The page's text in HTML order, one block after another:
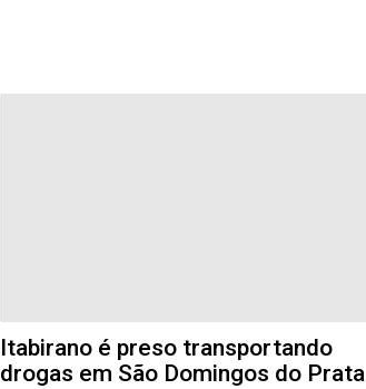
Itabirano é preso transportando
drogas em São Domingos do Prata